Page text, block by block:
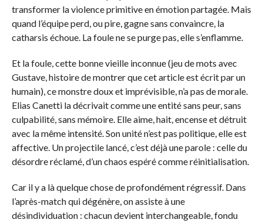
transformer la violence primitive en émotion partagée. Mais
quand l’équipe perd, ou pire, gagne sans convaincre, la
catharsis échoue. La foule ne se purge pas, elle s’enflamme.
Et la foule, cette bonne vieille inconnue (jeu de mots avec
Gustave, histoire de montrer que cet article est écrit par un
humain), ce monstre doux et imprévisible, n’a pas de morale.
Elias Canetti la décrivait comme une entité sans peur, sans
culpabilité, sans mémoire. Elle aime, hait, encense et détruit
avec la même intensité. Son unité n’est pas politique, elle est
affective. Un projectile lancé, c’est déjà une parole : celle du
désordre réclamé, d’un chaos espéré comme réinitialisation.
Car il y a là quelque chose de profondément régressif. Dans
l’après-match qui dégénère, on assiste à une
désindividuation : chacun devient interchangeable, fondu